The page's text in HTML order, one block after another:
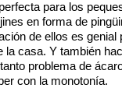
para los
en forma de
de ellos es genial
la casa. Y también
problema de
con la monotonía.